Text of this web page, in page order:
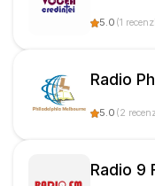
5.0 (1
Radio
5.0 (2
Radio 9